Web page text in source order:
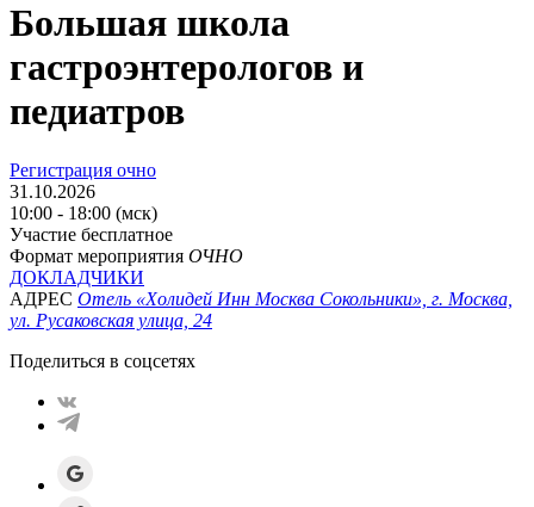
Большая школа
гастроэнтерологов и
педиатров
Регистрация очно
31.10.2026
10:00 - 18:00 (мск)
Участие бесплатное
Формат мероприятия ОЧНО
ДОКЛАДЧИКИ
АДРЕС Отель «Холидей Инн Москва Сокольники», г. Москва,
ул. Русаковская улица, 24
Поделиться в соцсетях